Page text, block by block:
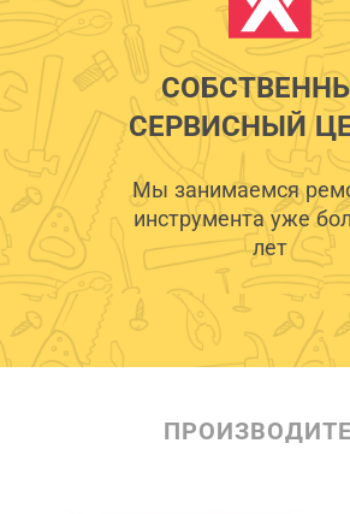
СЕРВИСНЫЙ
Мы занимаемся
инструмента уже
лет